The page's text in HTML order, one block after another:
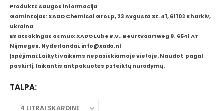
Produkto saugos informacija
Gamintojas: XADO Chemical Group, 23 Avgusta St. 41, 61103 Kharkiv,
Ukraina
ES atsakingas asmuo: XADO Lube B.V., Beurtvaartweg 8, 6541 AT
Nijmegen, Nyderlandai, info@xado.nl
Įspėjimai: Laikyti vaikams nepasiekiamoje vietoje. Naudoti pagal
paskirtį, laikantis ant pakuotės pateiktų nurodymų.
TALPA